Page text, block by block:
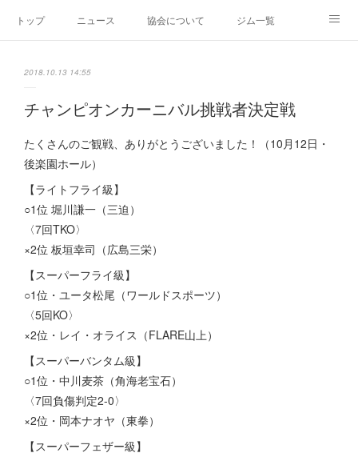
トップ ニュース 協会について ジム一覧
2018.10.13 14:55
チャンピオンカーニバル挑戦者決定戦
たくさんのご観戦、ありがとうございました！（10月12日・
後楽園ホール）
【ライトフライ級】
○1位 堀川謙一（三迫）
〈7回TKO〉
×2位 板垣幸司（広島三栄）
【スーパーフライ級】
○1位・ユータ松尾（ワールドスポーツ）
〈5回KO〉
×2位・レイ・オライス（FLARE山上）
【スーパーバンタム級】
○1位・中川麦茶（角海老宝石）
〈7回負傷判定2-0〉
×2位・岡本ナオヤ（東拳）
【スーパーフェザー級】